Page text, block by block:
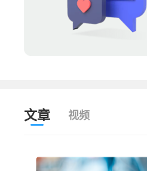
文章 视频